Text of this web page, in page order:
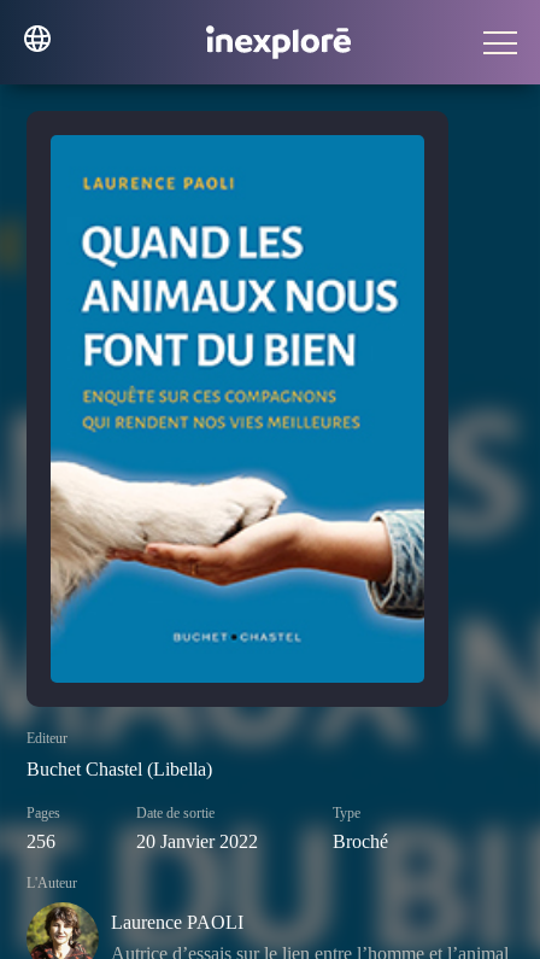
Editeur
Buchet Chastel (Libella)
Pages
256
Date de sortie
20 Janvier 2022
Type
Broché
L'Auteur
Laurence PAOLI
Autrice d’essais sur le lien entre l’homme et l’animal